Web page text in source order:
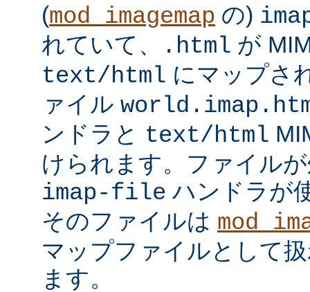
(mod_imagemap の)
れていて、
.html が
text/html にマップさ
ァイル
ンドラと text/html
けられます。ファイル
imap-file ハンドラが
そのファイルは
マップファイルとして
ます。